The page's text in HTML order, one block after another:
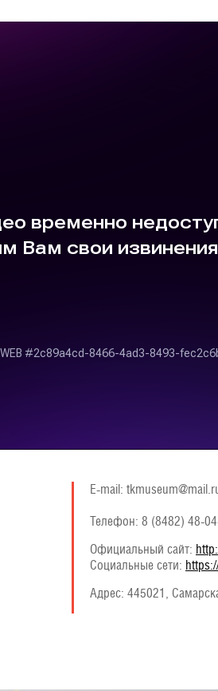
E-mail:
Телефон: 8 (8482) 48-
Официальный сайт:
Социальные сети:
Адрес: 445021,